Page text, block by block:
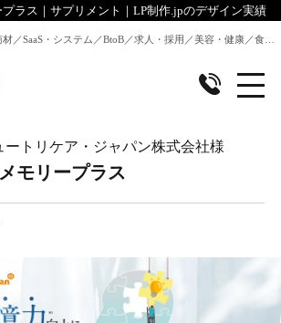
ラス｜サプリメント｜LP制作.jpのデザイン実績
ートリケア・ジャパン株式会社様
モリープラス